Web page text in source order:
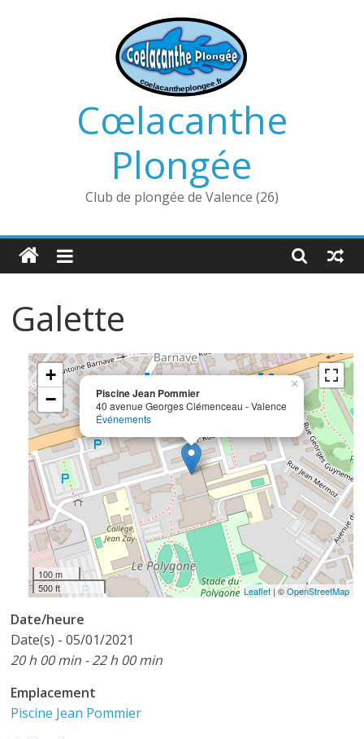
Cœlacanthe
Plongée
Club de plongée de Valence (26)
Galette
Piscine Jean Pommier
40 avenue Georges Clémenceau - Valence
Événements
×
+
−
100 m
500 ft
Leaflet| ©OpenStreetMap
Date/heure
Date(s) - 05/01/2021
20 h 00 min - 22 h 00 min
Emplacement
Piscine Jean Pommier